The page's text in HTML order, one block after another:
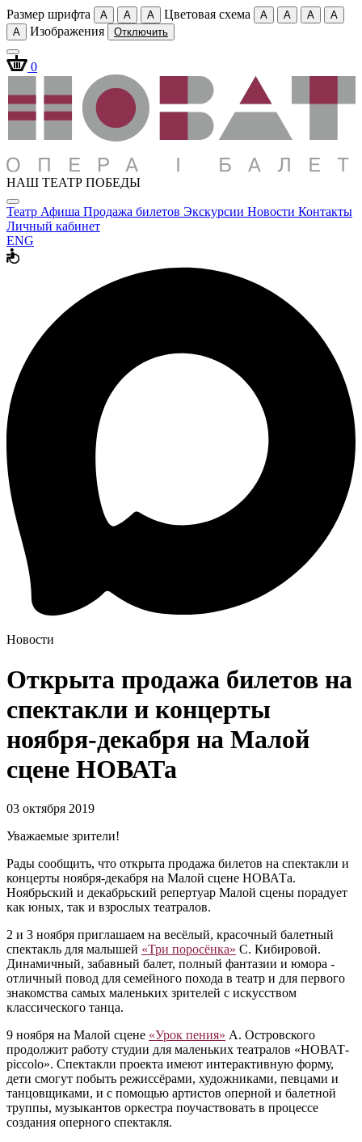
Размер шрифта A A A Цветовая схема A A A
A
A
Изображения Отключить
0
НАШ ТЕАТР ПОБЕДЫ
Театр Афиша Продажа билетов Экскурсии Новости Контакты
Личный кабинет
ENG
Новости
Открыта продажа билетов на
спектакли и концерты
ноября-декабря на Малой
сцене НОВАТа
03 октября 2019
Уважаемые зрители!
Рады сообщить, что открыта продажа билетов на спектакли и
концерты ноября-декабря на Малой сцене НОВАТа.
Ноябрьский и декабрьский репертуар Малой сцены порадует
как юных, так и взрослых театралов.
2 и 3 ноября приглашаем на весёлый, красочный балетный
спектакль для малышей «Три поросёнка» С. Кибировой.
Динамичный, забавный балет, полный фантазии и юмора -
отличный повод для семейного похода в театр и для первого
знакомства самых маленьких зрителей с искусством
классического танца.
9 ноября на Малой сцене «Урок пения» А. Островского
продолжит работу студии для маленьких театралов «НОВАТ-
piccolo». Спектакли проекта имеют интерактивную форму,
дети смогут побыть режиссёрами, художниками, певцами и
танцовщиками, и с помощью артистов оперной и балетной
труппы, музыкантов оркестра поучаствовать в процессе
создания оперного спектакля.